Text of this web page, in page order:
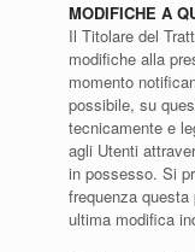
MODIFICHE A
Il Titolare del
modifiche alla
momento
possibile, su
tecnicamente e
agli Utenti
in possesso. Si
frequenza
ultima modifica